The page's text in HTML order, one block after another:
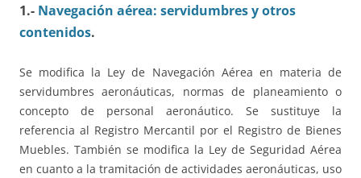
1.- Navegación aérea: servidumbres y otros
contenidos.
Se modifica la Ley de Navegación Aérea en materia de
servidumbres aeronáuticas, normas de planeamiento o
concepto de personal aeronáutico. Se sustituye la
referencia al Registro Mercantil por el Registro de Bienes
Muebles. También se modifica la Ley de Seguridad Aérea
en cuanto a la tramitación de actividades aeronáuticas, uso